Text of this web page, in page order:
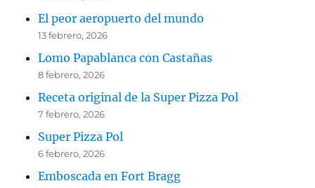
El peor aeropuerto del mundo
13 febrero, 2026
Lomo Papablanca con Castañas
8 febrero, 2026
Receta original de la Super Pizza Pol
7 febrero, 2026
Super Pizza Pol
6 febrero, 2026
Emboscada en Fort Bragg